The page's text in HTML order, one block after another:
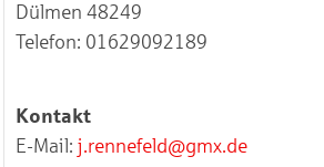
Dülmen 48249
Telefon: 01629092189
Kontakt
E-Mail: j.rennefeld@gmx.de